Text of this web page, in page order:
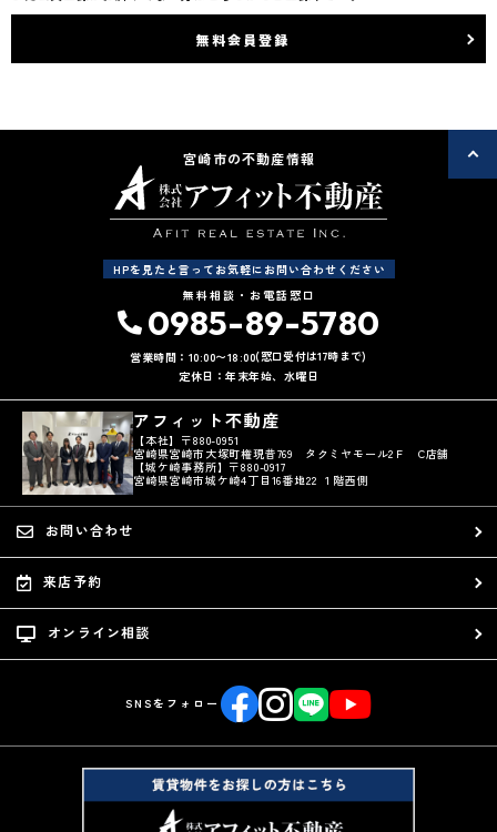
無料会員登録
宮崎市の不動産情報
HPを見たと言ってお気軽にお問い合わせください
無料相談・お電話窓口
0985-89-5780
営業時間：10:00〜18:00(窓口受付は17時まで)
定休日：年末年始、水曜日
アフィット不動産
【本社】〒880-0951
宮崎県宮崎市大塚町権現昔769 タクミヤモール2Ｆ C店舗
【城ケ崎事務所】〒880-0917
宮崎県宮崎市城ケ崎4丁目16番地22 １階西側
お問い合わせ
来店予約
オンライン相談
SNSをフォロー